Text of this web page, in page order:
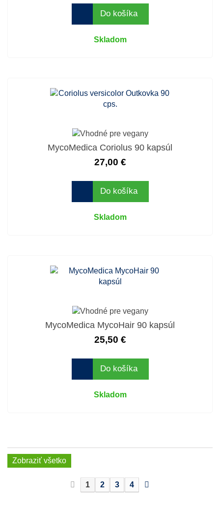
Do košíka
Skladom
MycoMedica Coriolus 90 kapsúl
27,00 €
Do košíka
Skladom
MycoMedica MycoHair 90 kapsúl
25,50 €
Do košíka
Skladom
Zobraziť všetko
1 2 3 4